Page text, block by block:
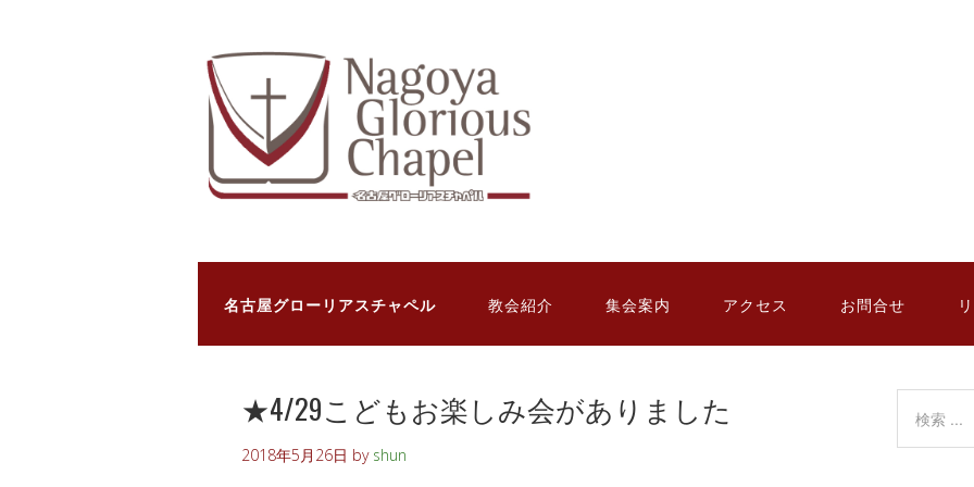
名古屋グローリアスチャペル 教会紹介 集会案内 アクセス お問合せ
★4/29こどもお楽しみ会がありました
2018年5月26日 by shun